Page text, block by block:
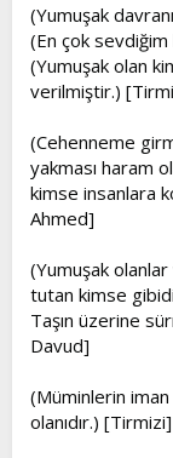
(Yumuşak
(En çok
(Yumuşak olan
verilmiştir.)
(Cehenneme
yakması haram
kimse insanlara
Ahmed]
(Yumuşak olanlar
tutan kimse
Taşın üzerine
Davud]
(Müminlerin
olanıdır.) [Tirmizi]